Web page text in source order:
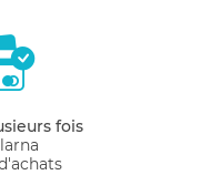
fois